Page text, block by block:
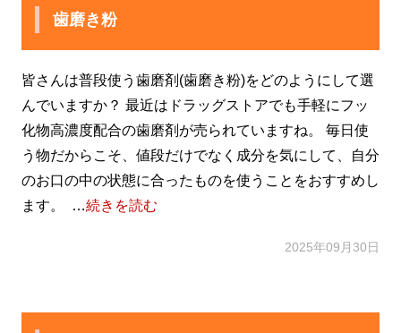
歯磨き粉
皆さんは普段使う歯磨剤(歯磨き粉)をどのようにして選
んでいますか？ 最近はドラッグストアでも手軽にフッ
化物高濃度配合の歯磨剤が売られていますね。 毎日使
う物だからこそ、値段だけでなく成分を気にして、自分
のお口の中の状態に合ったものを使うことをおすすめし
ます。 …続きを読む
2025年09月30日